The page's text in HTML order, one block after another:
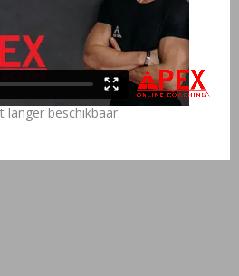
langer beschikbaar.